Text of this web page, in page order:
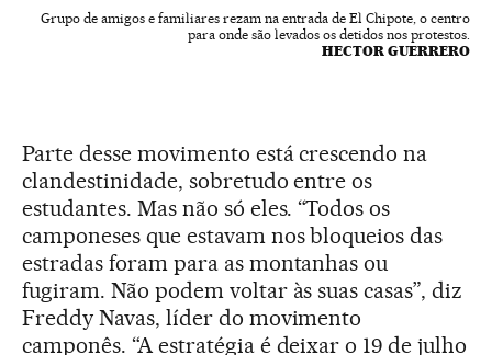
Grupo de amigos e familiares rezam na entrada de El Chipote, o centro
para onde são levados os detidos nos protestos.
HECTOR GUERRERO
Parte desse movimento está crescendo na
clandestinidade, sobretudo entre os
estudantes. Mas não só eles. “Todos os
camponeses que estavam nos bloqueios das
estradas foram para as montanhas ou
fugiram. Não podem voltar às suas casas”, diz
Freddy Navas, líder do movimento
camponês. “A estratégia é deixar o 19 de julho